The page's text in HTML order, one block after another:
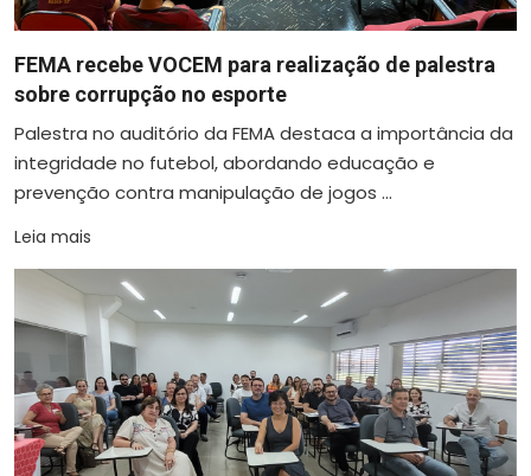
FEMA recebe VOCEM para realização de palestra
sobre corrupção no esporte
Palestra no auditório da FEMA destaca a importância da
integridade no futebol, abordando educação e
prevenção contra manipulação de jogos ...
Leia mais